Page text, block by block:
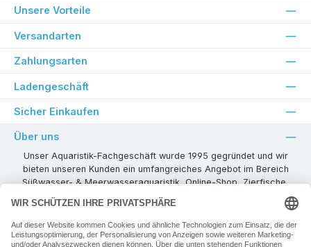
Unsere Vorteile
Versandarten
Zahlungsarten
Ladengeschäft
Sicher Einkaufen
Über uns
Unser Aquaristik-Fachgeschäft wurde 1995 gegründet und wir
bieten unseren Kunden ein umfangreiches Angebot im Bereich
Süßwasser- & Meerwasseraquaristik, Online-Shop, Zierfische,
Pflanzen, Aquarienkombinationen, Technikzubehör usw. ! Als
kompetenter Aquaristik-Fachhandelspartner stehen wir Ihnen für
alle Ihre Projekte und Einrichtungs- oder Besatzwünsche zur
Verfügung!